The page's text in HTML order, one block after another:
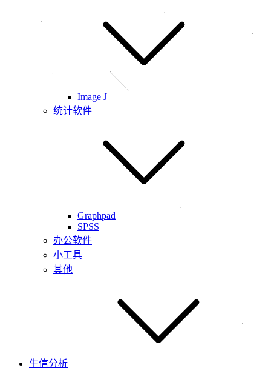
Image J
统计软件
Graphpad
SPSS
办公软件
小工具
其他
生信分析